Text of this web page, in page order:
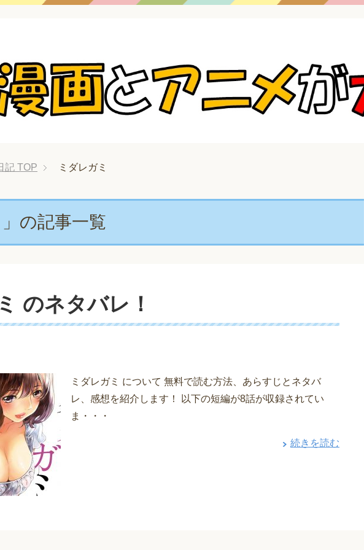
記 TOP ミダレガミ
の記事一覧
のネタバレ！
ミダレガミ について 無料で読む方法、あらすじとネタバ
レ、感想を紹介します！ 以下の短編が8話が収録されてい
ま・・・
続きを読む